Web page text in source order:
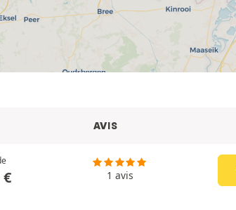
AVIS
€ 1 avis